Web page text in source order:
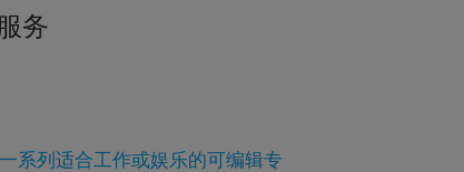
务
系列适合工作或娱乐的可编辑专